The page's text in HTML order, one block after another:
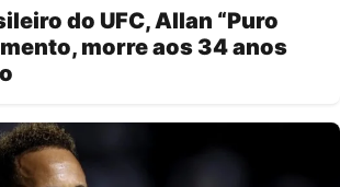
do UFC, Allan “Puro
morre aos 34 anos